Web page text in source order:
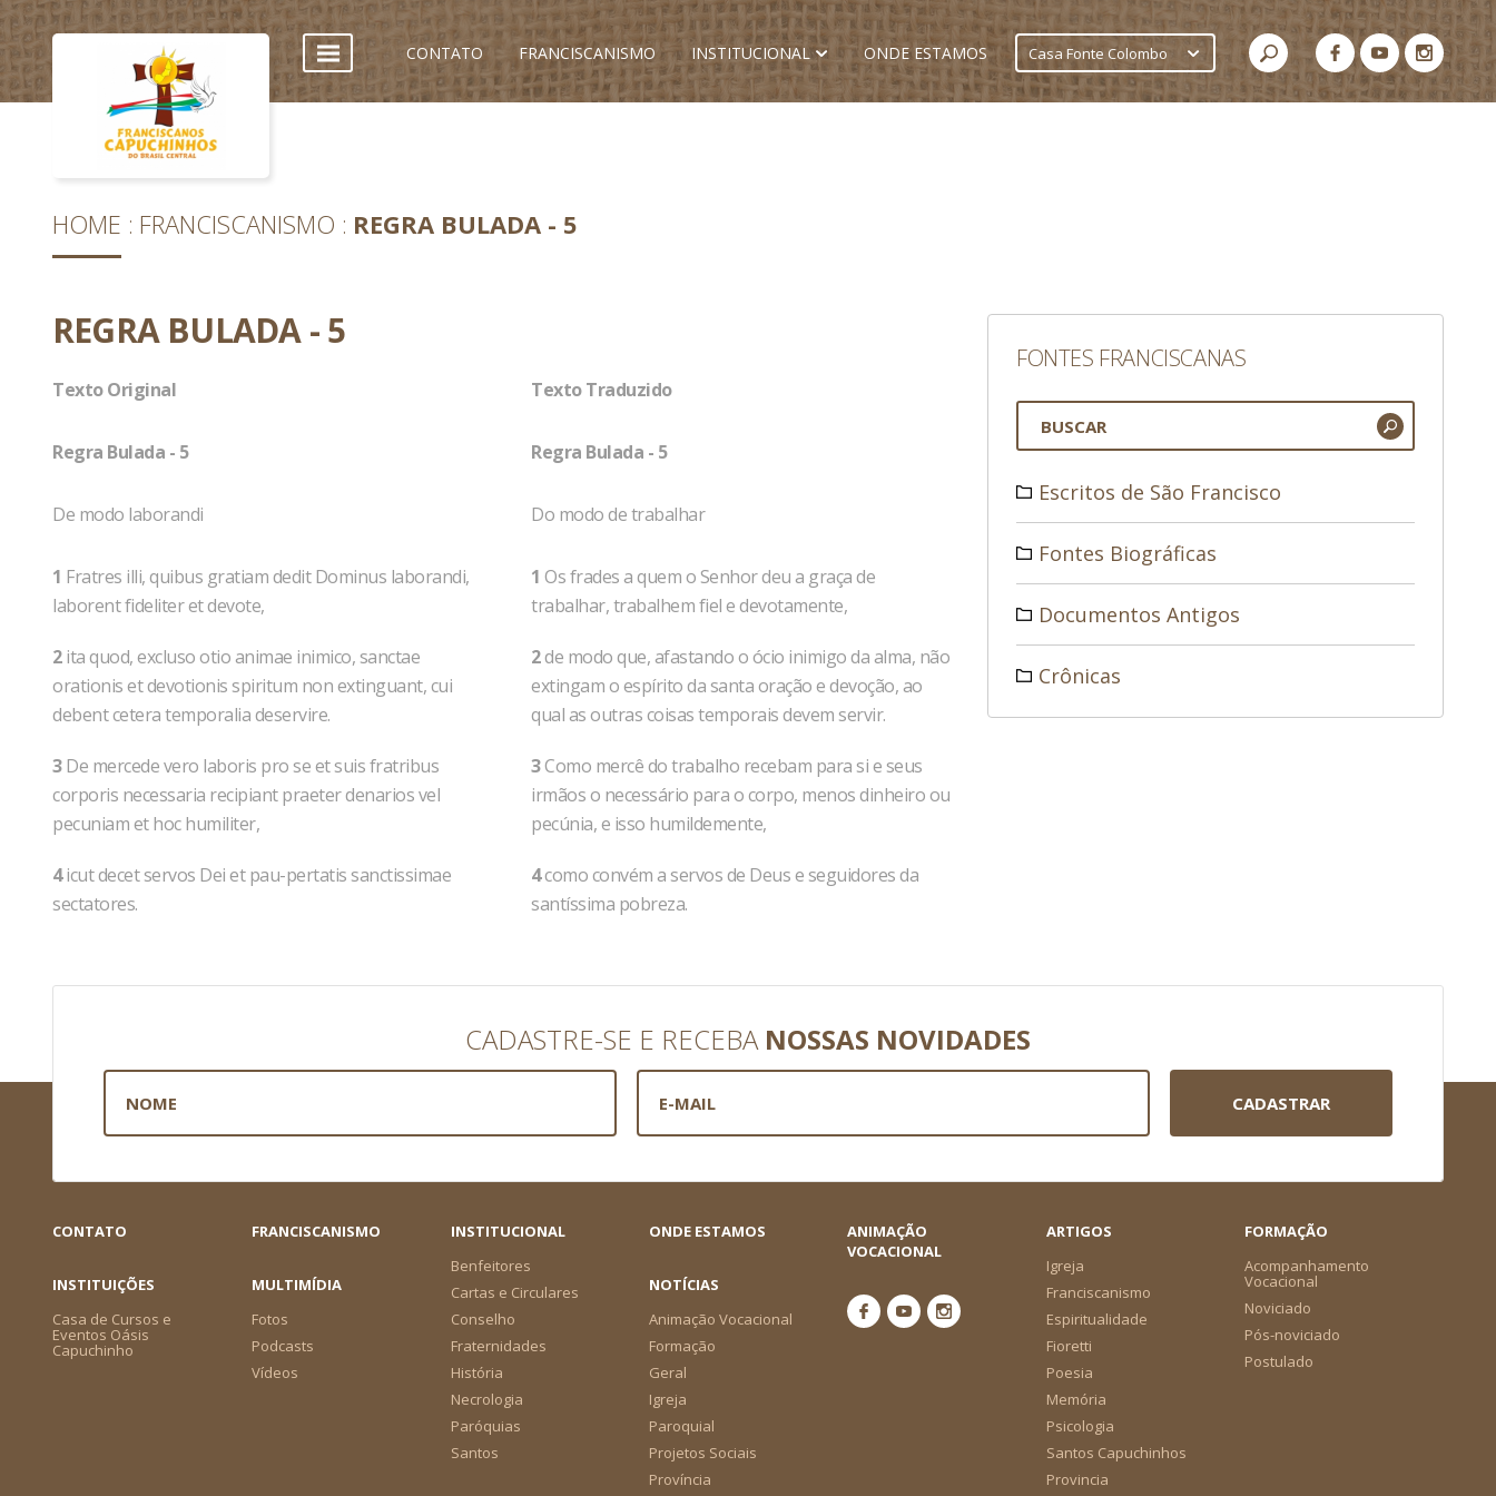
CONTATO FRANCISCANISMO INSTITUCIONAL ONDE ESTAMOS Casa Fonte Colombo
HOME FRANCISCANISMO REGRA BULADA - 5
REGRA BULADA - 5
Texto Original
Regra Bulada - 5
De modo laborandi
1 Fratres illi, quibus gratiam dedit Dominus laborandi,
laborent fideliter et devote,
2ita quod, excluso otio animae inimico, sanctae
orationis et devotionis spiritum non extinguant, cui
debent cetera temporalia deservire.
3De mercede vero laboris pro se et suis fratribus
corporis necessaria recipiant praeter denarios vel
pecuniam et hoc humiliter,
4icut decet servos Dei et pau-pertatis sanctissimae
sectatores.
Texto Traduzido
Regra Bulada - 5
Do modo de trabalhar
1 Os frades a quem o Senhor deu a graça de
trabalhar, trabalhem fiel e devotamente,
2de modo que, afastando o ócio inimigo da alma, não
extingam o espírito da santa oração e devoção, ao
qual as outras coisas temporais devem servir.
3Como mercê do trabalho recebam para si e seus
irmãos o necessário para o corpo, menos dinheiro ou
pecúnia, e isso humildemente,
4como convém a servos de Deus e seguidores da
santíssima pobreza.
FONTES FRANCISCANAS
Escritos de São Francisco
Fontes Biográficas
Documentos Antigos
Crônicas
CADASTRE-SE E RECEBA NOSSAS NOVIDADES
CADASTRAR
CONTATO FRANCISCANISMO
INSTITUCIONAL
Benfeitores
Cartas e Circulares
Conselho
Fraternidades
História
Necrologia
Paróquias
Santos
ONDE ESTAMOS
ANIMAÇÃO
VOCACIONAL
ARTIGOS
Igreja
Franciscanismo
Espiritualidade
Fioretti
Poesia
Memória
Psicologia
Santos Capuchinhos
Provincia
FORMAÇÃO
Acompanhamento
Vocacional
Noviciado
Pós-noviciado
Postulado
INSTITUIÇÕES
Casa de Cursos e
Eventos Oásis
Capuchinho
MULTIMÍDIA
Fotos
Podcasts
Vídeos
NOTÍCIAS
Animação Vocacional
Formação
Geral
Igreja
Paroquial
Projetos Sociais
Província